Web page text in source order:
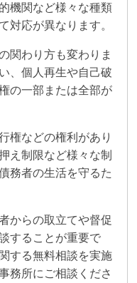
機関など様々な種類
対応が異なります。
関わり方も変わりま
、個人再生や自己破
の一部または全部が
権などの権利があり
え制限など様々な制
務者の生活を守るた
からの取立てや督促
することが重要で
する無料相談を実施
務所にご相談くださ